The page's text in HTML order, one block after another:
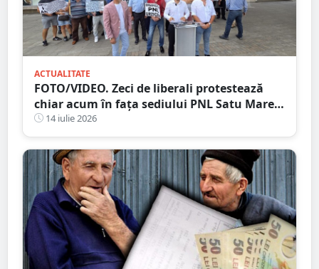
ACTUALITATE
FOTO/VIDEO. Zeci de liberali protestează
chiar acum în fața sediului PNL Satu Mare.
Scandări împotriva conducerii județene
14 iulie 2026